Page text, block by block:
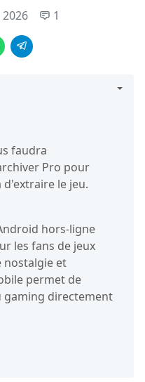
2026 1
faudra
Pro pour
le jeu.
hors-ligne
les fans de jeux
nostalgie et
permet de
gaming directement